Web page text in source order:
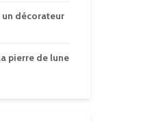
un décorateur
pierre de lune